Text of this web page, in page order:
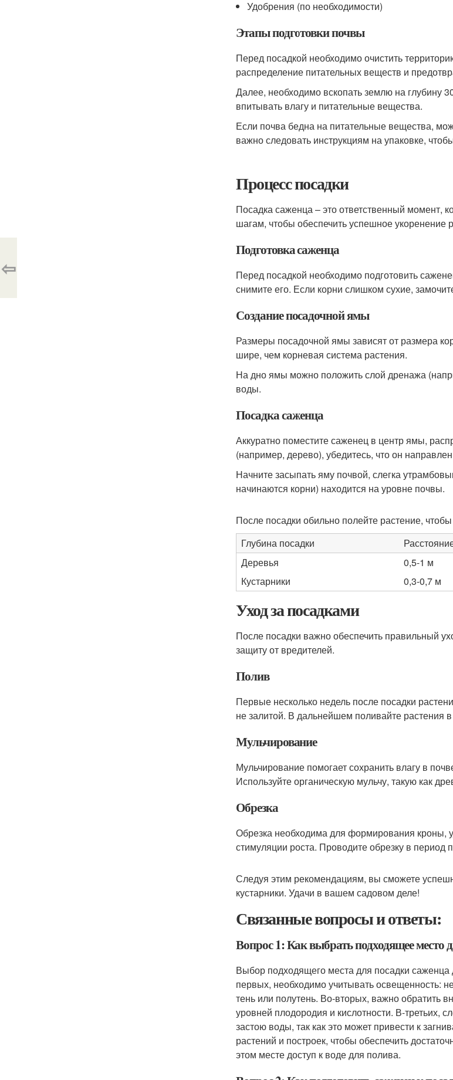
Удобрения (по необходимости)
Этапы подготовки почвы
Перед посадкой необходимо очистить
распределение питательных веществ и
Далее, необходимо вскопать землю на глубину
впитывать влагу и питательные вещества.
Если почва бедна на питательные вещества,
важно следовать инструкциям на упаковке,
Процесс посадки
Посадка саженца – это ответственный момент,
шагам, чтобы обеспечить успешное укоренение
Подготовка саженца
Перед посадкой необходимо подготовить
снимите его. Если корни слишком сухие,
Создание посадочной ямы
Размеры посадочной ямы зависят от размера
шире, чем корневая система растения.
На дно ямы можно положить слой дренажа
воды.
Посадка саженца
Аккуратно поместите саженец в центр ямы,
(например, дерево), убедитесь, что он
Начните засыпать яму почвой, слегка
начинаются корни) находится на уровне почвы.
После посадки обильно полейте растение,
Глубина посадки
Деревья
0,5-1 м
Кустарники
0,3-0,7 м
Уход за посадками
После посадки важно обеспечить правильный
защиту от вредителей.
Полив
Первые несколько недель после посадки
не залитой. В дальнейшем поливайте растения
Мульчирование
Мульчирование помогает сохранить влагу в
Используйте органическую мульчу, такую как
Обрезка
Обрезка необходима для формирования кроны,
стимуляции роста. Проводите обрезку в период
Следуя этим рекомендациям, вы сможете
кустарники. Удачи в вашем садовом деле!
Связанные вопросы и ответы:
Вопрос 1: Как выбрать подходящее место
Выбор подходящего места для посадки саженца
первых, необходимо учитывать освещенность:
тень или полутень. Во-вторых, важно обратить
уровней плодородия и кислотности. В-третьих,
застою воды, так как это может привести к
растений и построек, чтобы обеспечить
этом месте доступ к воде для полива.
⇦